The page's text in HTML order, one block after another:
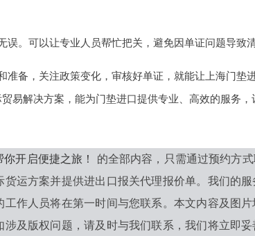
。可以让专业人员帮忙把关，避免因单证问题导致清
准备，关注政策变化，审核好单证，就能让上海门垫
易解决方案，能为门垫进口提供专业、高效的服务，
你开启便捷之旅！ 的全部内容，只需通过预约方
运方案并提供进出口报关代理报价单。我们的
作人员将在第一时间与您联系。本文内容及图
及版权问题，请及时与我们联系，我们将立即